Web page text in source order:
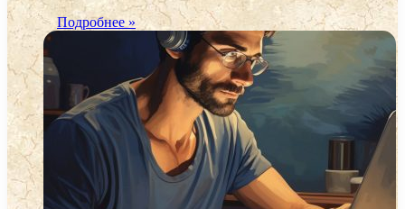
Подробнее »